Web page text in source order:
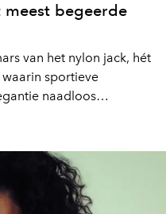
begeerde
van het nylon jack, hét
sportieve
naadloos